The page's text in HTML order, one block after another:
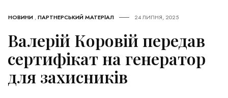
НОВИНИ ,ПАРТНЕРСЬКИЙ МАТЕРІАЛ 24 ЛИПНЯ, 2025
Валерій Коровій передав
сертифікат на генератор
для захисників